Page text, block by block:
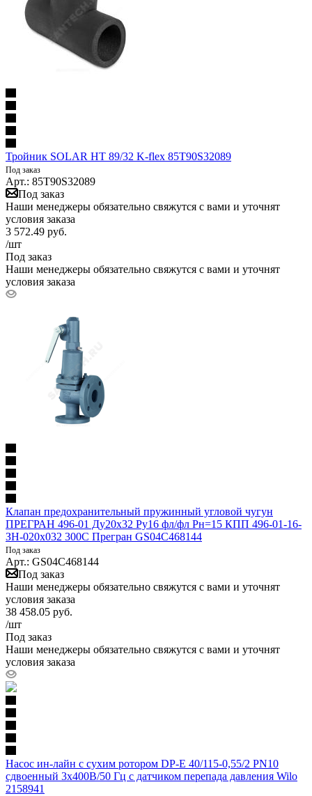
Тройник SOLAR HT 89/32 K-flex 85T90S32089
Под заказ
Арт.: 85T90S32089
Под заказ
Наши менеджеры обязательно свяжутся с вами и уточнят
условия заказа
3 572.49 руб.
/шт
Под заказ
Наши менеджеры обязательно свяжутся с вами и уточнят
условия заказа
Клапан предохранительный пружинный угловой чугун
ПРЕГРАН 496-01 Ду20х32 Ру16 фл/фл Рн=15 КПП 496-01-16-
ЗН-020x032 300С Прегран GS04C468144
Под заказ
Арт.: GS04C468144
Под заказ
Наши менеджеры обязательно свяжутся с вами и уточнят
условия заказа
38 458.05 руб.
/шт
Под заказ
Наши менеджеры обязательно свяжутся с вами и уточнят
условия заказа
Насос ин-лайн с сухим ротором DP-E 40/115-0,55/2 PN10
сдвоенный 3х400В/50 Гц с датчиком перепада давления Wilo
2158941